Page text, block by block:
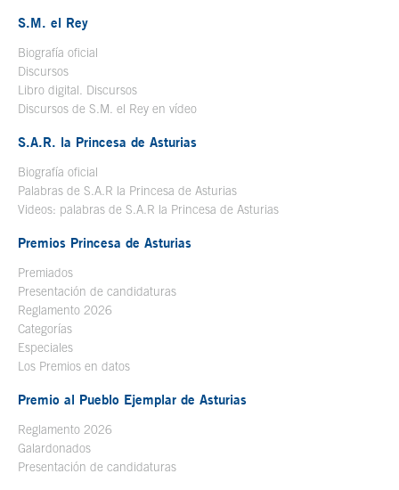
S.M. el Rey
Biografía oficial
Discursos
Libro digital. Discursos
Discursos de S.M. el Rey en vídeo
S.A.R. la Princesa de Asturias
Biografía oficial
Palabras de S.A.R la Princesa de Asturias
Videos: palabras de S.A.R la Princesa de Asturias
Premios Princesa de Asturias
Premiados
Presentación de candidaturas
Reglamento 2026
Categorías
Especiales
Los Premios en datos
Premio al Pueblo Ejemplar de Asturias
Reglamento 2026
Galardonados
Presentación de candidaturas